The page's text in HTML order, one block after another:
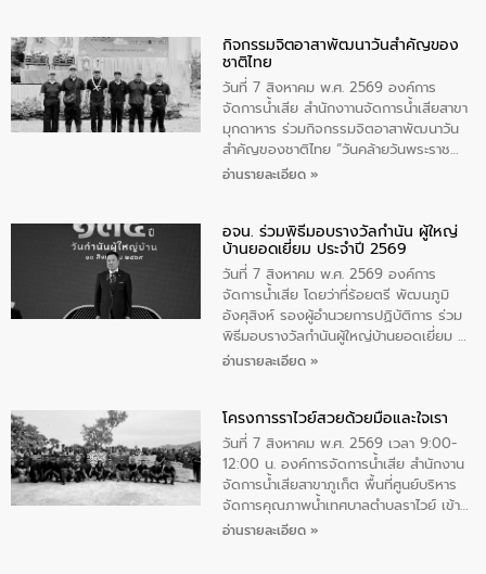
กิจกรรมจิตอาสาพัฒนาวันสําคัญของ
ชาติไทย
วันที่ 7 สิงหาคม พ.ศ. 2569 องค์การ
จัดการน้ำเสีย สำนักงาานจัดการน้ำเสียสาขา
มุกดาหาร ร่วมกิจกรรมจิตอาสาพัฒนาวัน
สําคัญของชาติไทย “วันคล้ายวันพระราช
สมภพ สมเด็จพระนางเจ้าสิริกิติ์พระบรม
ทิพย์คำ รองผู้ว่าราชการจังหวัดมุกดาหาร
เป็นประธานในพิธี ณ เรือนจําชั่วคราวนาโสก
ตําบลนาโสก อําเภอเมืองมุกดาหาร จังหวัด
มุกดาหาร โดยในกิจกรรมได้ร่วมปลูกป่า และ
ทําความสะอาดภายในบริเวณ จัดกิจกรรม
เพื่อถวายเป็นพระราชกุศล สมเด็จพระนาง
เจ้าสิริกิติ์พระบรมราชินีนาถ พระบรมราช
อ่านรายละเอียด »
อจน. ร่วมพิธีมอบรางวัลกำนัน ผู้ใหญ่
บ้านยอดเยี่ยม ประจำปี 2569
วันที่ 7 สิงหาคม พ.ศ. 2569 องค์การ
จัดการน้ำเสีย โดยว่าที่ร้อยตรี พัฒนภูมิ
อังศุสิงห์ รองผู้อำนวยการปฏิบัติการ ร่วม
พิธีมอบรางวัลกำนันผู้ใหญ่บ้านยอดเยี่ยม ณ
ทำเนียบรัฐบาล โดยมีนายอนุทิน ชาญวีรกูล
ทองคำและประกาศเกียรติคุณให้แก่ กำนัน
ผู้ใหญ่บ้านยอดเยี่ยม พร้อมกล่าวชื่นชม ให้
โอวาท และมอบนโยบาย
อ่านรายละเอียด »
โครงการราไวย์สวยด้วยมือและใจเรา
วันที่ 7 สิงหาคม พ.ศ. 2569 เวลา 9:00-
12:00 น. องค์การจัดการน้ำเสีย สำนักงาน
จัดการน้ำเสียสาขาภูเก็ต พื้นที่ศูนย์บริหาร
จัดการคุณภาพน้ำเทศบาลตำบลราไวย์ เข้า
ร่วมโครงการราไวย์สวยด้วยมือและใจเรา
อ่านรายละเอียด »